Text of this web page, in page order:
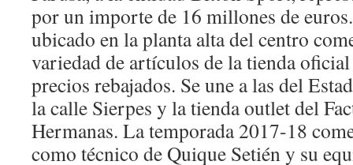
por un importe de 16 millones de
ubicado en la planta alta del centro
variedad de artículos de la tienda
precios rebajados. Se une a las del
la calle Sierpes y la tienda outlet del
Hermanas. La temporada 2017-18
como técnico de Quique Setién y su